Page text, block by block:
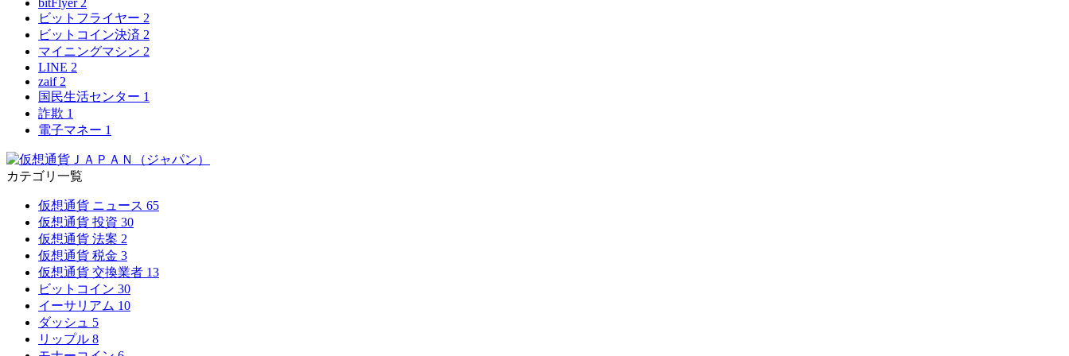
ビットフライヤー 2
ビットコイン決済 2
マイニングマシン 2
LINE 2
zaif 2
国民生活センター 1
詐欺 1
電子マネー 1
カテゴリ一覧
仮想通貨 ニュース 65
仮想通貨 投資 30
仮想通貨 法案 2
仮想通貨 税金 3
仮想通貨 交換業者 13
ビットコイン 30
イーサリアム 10
ダッシュ 5
リップル 8